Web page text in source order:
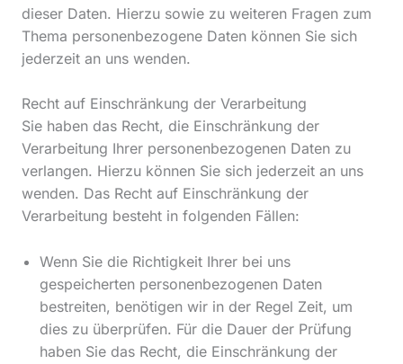
dieser Daten. Hierzu sowie zu weiteren Fragen zum
Thema personenbezogene Daten können Sie sich
jederzeit an uns wenden.
Recht auf Einschränkung der Verarbeitung
Sie haben das Recht, die Einschränkung der
Verarbeitung Ihrer personenbezogenen Daten zu
verlangen. Hierzu können Sie sich jederzeit an uns
wenden. Das Recht auf Einschränkung der
Verarbeitung besteht in folgenden Fällen:
Wenn Sie die Richtigkeit Ihrer bei uns
gespeicherten personenbezogenen Daten
bestreiten, benötigen wir in der Regel Zeit, um
dies zu überprüfen. Für die Dauer der Prüfung
haben Sie das Recht, die Einschränkung der